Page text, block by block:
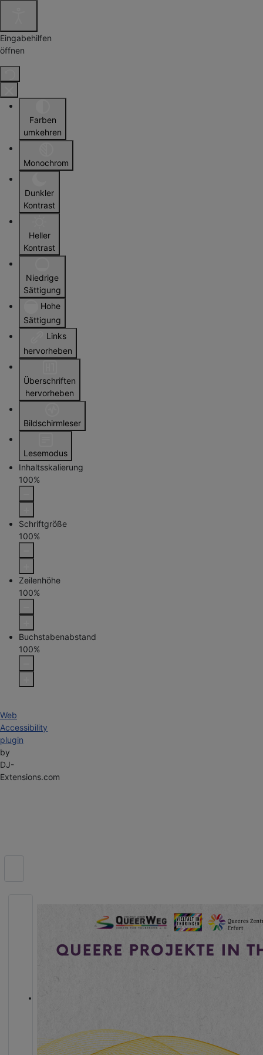
Eingabehilfen
öffnen
Farben
umkehren
Monochrom
Dunkler
Kontrast
Heller
Kontrast
Niedrige
Sättigung
Hohe
Sättigung
Links
hervorheben
Überschriften
hervorheben
Bildschirmleser
Lesemodus
Inhaltsskalierung
100%
Schriftgröße
100%
Zeilenhöhe
100%
Buchstabenabstand
100%
Web
Accessibility
plugin
by
DJ-
Extensions.com